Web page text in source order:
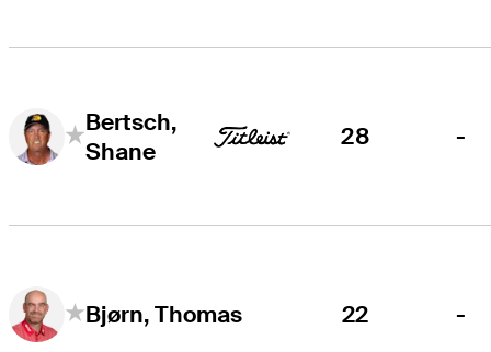
Bertsch,
Shane
28 -
Bjørn, Thomas 22 -